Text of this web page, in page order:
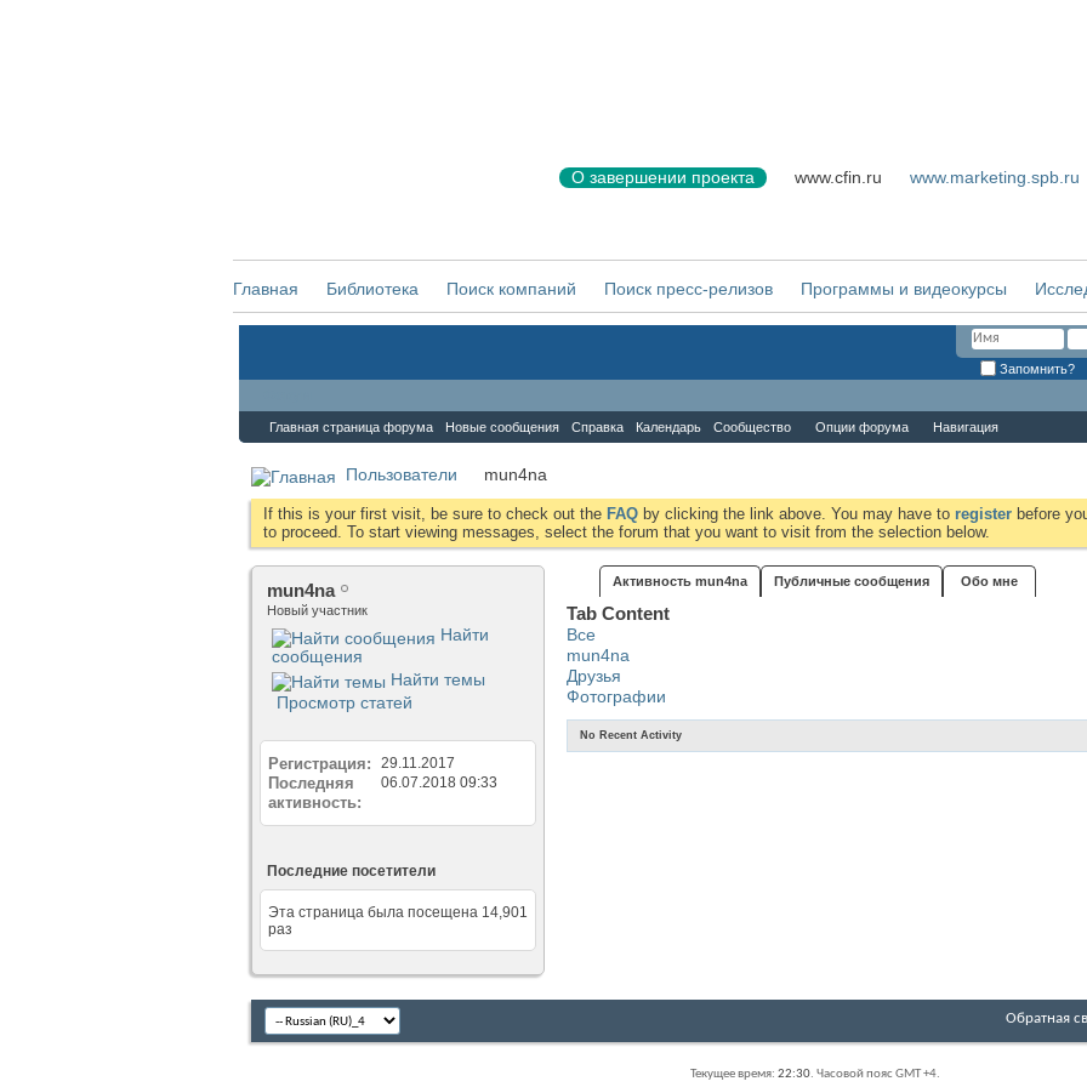
О завершении проекта www.cfin.ru www.marketing.spb.ru
Главная Библиотека Поиск компаний Поиск пресс-релизов Программы и видеокурсы
Запомнить?
Главная страница форума Новые сообщения Справка Календарь Сообщество Опции форума Навигация
Пользователи mun4na
If this is your first visit, be sure to check out the FAQ by clicking the link above. You may have to register before
to proceed. To start viewing messages, select the forum that you want to visit from the selection below.
mun4na
Новый участник
Найти
сообщения
Найти темы
Просмотр статей
Регистрация 29.11.2017
Последняя
активность
06.07.2018 09:33
Последние посетители
Эта страница была посещена 14,901
раз
Активность mun4na Публичные сообщения Обо мне
Tab Content
Все
mun4na
Друзья
Фотографии
No Recent Activity
Обратная
Текущее время: 22:30. Часовой пояс GMT +4.